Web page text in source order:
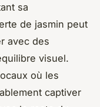
sa
de jasmin peut
avec des
visuel.
où les
captiver